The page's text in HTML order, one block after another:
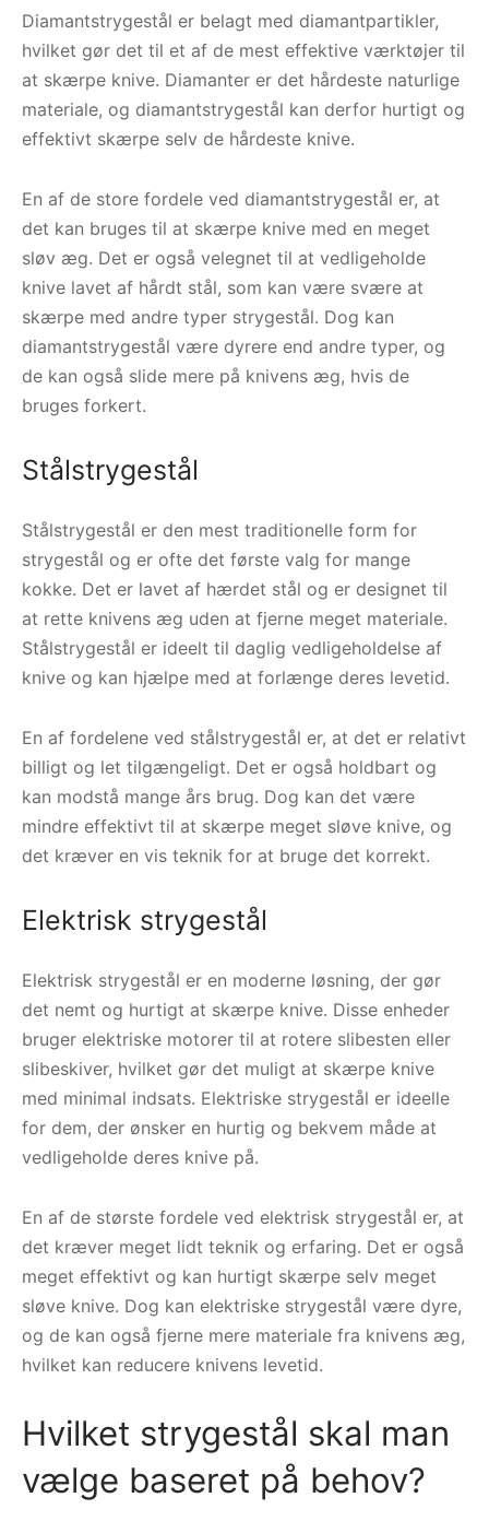
Diamantstrygestål er belagt med diamantpartikler,
hvilket gør det til et af de mest effektive værktøjer til
at skærpe knive. Diamanter er det hårdeste naturlige
materiale, og diamantstrygestål kan derfor hurtigt og
effektivt skærpe selv de hårdeste knive.
En af de store fordele ved diamantstrygestål er, at
det kan bruges til at skærpe knive med en meget
sløv æg. Det er også velegnet til at vedligeholde
knive lavet af hårdt stål, som kan være svære at
skærpe med andre typer strygestål. Dog kan
diamantstrygestål være dyrere end andre typer, og
de kan også slide mere på knivens æg, hvis de
bruges forkert.
Stålstrygestål
Stålstrygestål er den mest traditionelle form for
strygestål og er ofte det første valg for mange
kokke. Det er lavet af hærdet stål og er designet til
at rette knivens æg uden at fjerne meget materiale.
Stålstrygestål er ideelt til daglig vedligeholdelse af
knive og kan hjælpe med at forlænge deres levetid.
En af fordelene ved stålstrygestål er, at det er relativt
billigt og let tilgængeligt. Det er også holdbart og
kan modstå mange års brug. Dog kan det være
mindre effektivt til at skærpe meget sløve knive, og
det kræver en vis teknik for at bruge det korrekt.
Elektrisk strygestål
Elektrisk strygestål er en moderne løsning, der gør
det nemt og hurtigt at skærpe knive. Disse enheder
bruger elektriske motorer til at rotere slibesten eller
slibeskiver, hvilket gør det muligt at skærpe knive
med minimal indsats. Elektriske strygestål er ideelle
for dem, der ønsker en hurtig og bekvem måde at
vedligeholde deres knive på.
En af de største fordele ved elektrisk strygestål er, at
det kræver meget lidt teknik og erfaring. Det er også
meget effektivt og kan hurtigt skærpe selv meget
sløve knive. Dog kan elektriske strygestål være dyre,
og de kan også fjerne mere materiale fra knivens æg,
hvilket kan reducere knivens levetid.
Hvilket strygestål skal man
vælge baseret på behov?